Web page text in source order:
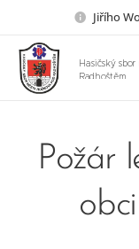
Jiřího
Hasičský
Radhoštěm
Požár